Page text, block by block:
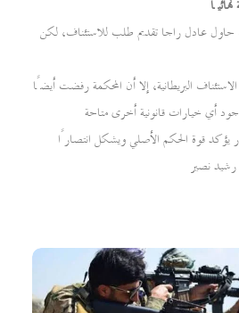
حاول عادل راجا تقديم طلب للاستئناف، لكن
البريطانية، إلا أن المحكمة رفضت أيضًا
أي خيارات قانونية أخرى متاحة
يؤكد قوة الحكم الأصلي ويشكل انتصارًا
رشيد نصير